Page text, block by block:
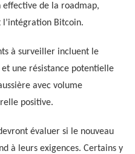
effective de la roadmap,
Bitcoin.
à surveiller incluent le
une résistance potentielle
avec volume
positive.
évaluer si le nouveau
à leurs exigences. Certains y